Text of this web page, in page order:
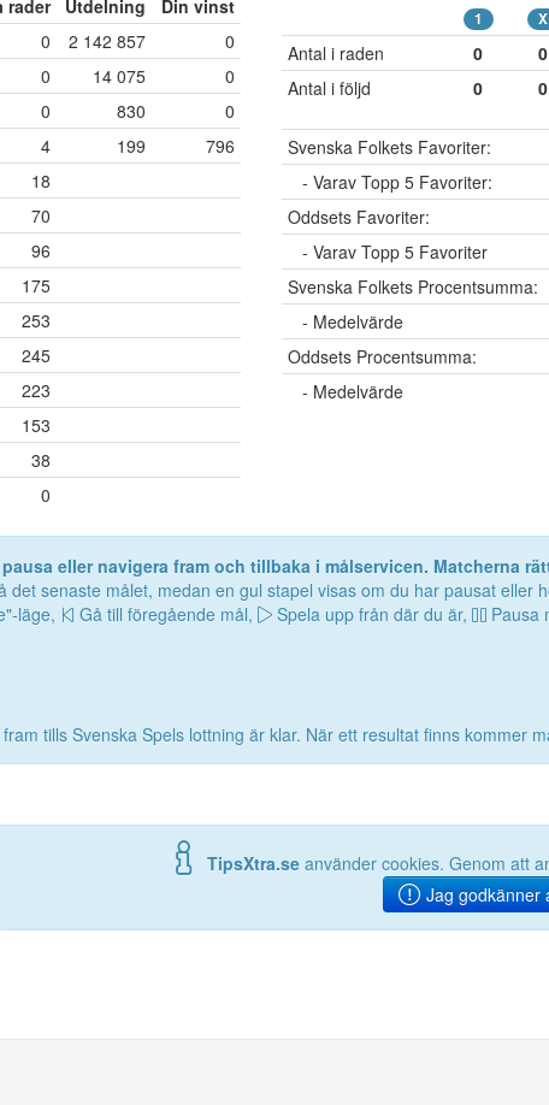
rader Utdelning
Din vinst
0 2 142 857
0
0 14 075
0
0 830
0
4 199
796
18
70
96
175
253
245
223
153
38
0
1 X
Antal i raden 0 0
Antal i följd
0 0
Svenska Folkets Favoriter:
- Varav Topp 5 Favoriter:
Oddsets Favoriter:
- Varav Topp 5 Favoriter
Svenska Folkets Procentsumma:
- Medelvärde
Oddsets Procentsumma:
- Medelvärde
eller navigera fram och tillbaka i målservicen. Matcherna
det senaste målet, medan en gul stapel visas om du har pausat eller
läge,
Gå till föregående mål, Spela upp från där du är, Pausa
tills Svenska Spels lottning är klar. När ett resultat finns
TipsXtra.se använder cookies. Genom att
Jag godkänner